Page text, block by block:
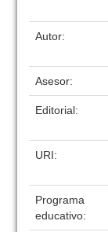
Autor:
Asesor:
Editorial:
URI:
Programa
educativo: